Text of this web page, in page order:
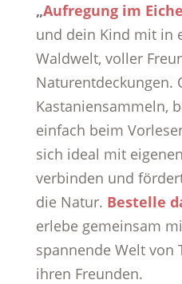
„Aufregung im
und dein Kind mit in
Waldwelt, voller
Naturentdeckungen.
Kastaniensammeln,
einfach beim
sich ideal mit
verbinden und
die Natur. Bestelle
erlebe gemeinsam
spannende Welt von
ihren Freunden.